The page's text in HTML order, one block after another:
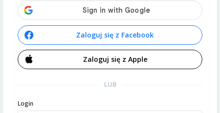
Zaloguj się z Facebook
Zaloguj się z Apple
LUB
Login